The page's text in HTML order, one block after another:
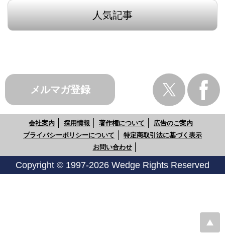
人気記事
メルマガ登録
会社案内 採用情報 著作権について
広告のご案内
プライバシーポリシーについて
特定商取引法に基づく表示
お問い合わせ
Copyright © 1997-2026 Wedge Rights Reserved